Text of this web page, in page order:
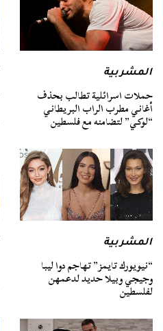
المشربية
حملات اسرائلية تطالب بحذف
أغاني مطرب الراب البريطاني
“لوكي” لتضامنه مع فلسطين
المشربية
“نيويورك تايمز” تهاجم دوا ليبا
وجيجي وبيلا حديد لدعمهن
لفلسطين